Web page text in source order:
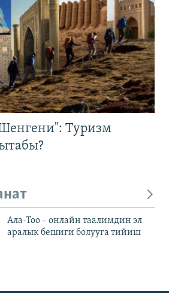
Туризм
Ала-Тоо – онлайн таалимдин эл
аралык бешиги болууга тийиш